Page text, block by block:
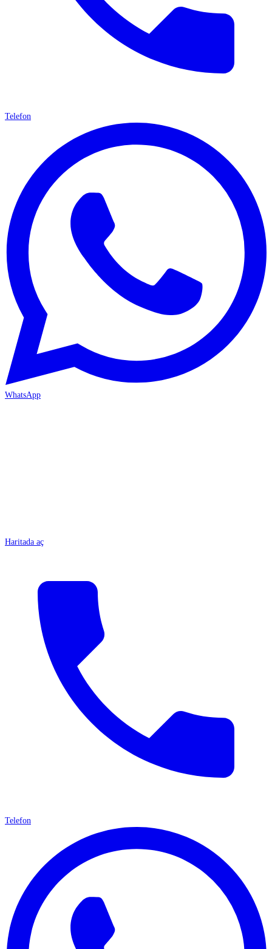
Telefon
WhatsApp
Haritada aç
Telefon